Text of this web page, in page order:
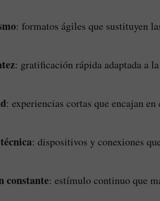
: formatos ágiles que sustituyen
: gratificación rápida adaptada a
: experiencias cortas que encajan
: dispositivos y conexiones
constante: estímulo continuo que